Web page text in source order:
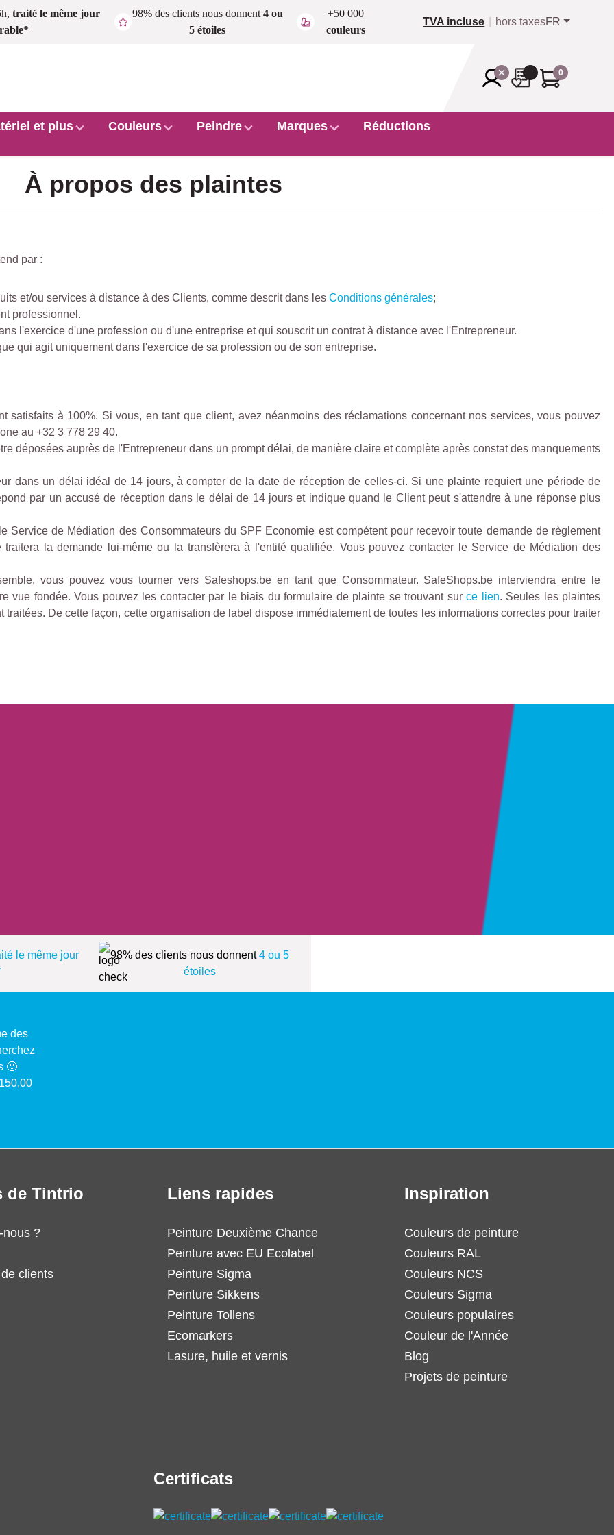
traité le même jour
98% des clients nous donnent 4 ou
5 étoiles
+50 000
couleurs
TVA incluse hors taxesFR
0
et plus Couleurs Peindre Marques Réductions
À propos des plaintes
par :
et/ou services à distance à des Clients, comme descrit dans les Conditions générales;
professionnel.
l'exercice d'une profession ou d'une entreprise et qui souscrit un contrat à distance avec l'Entrepreneur.
qui agit uniquement dans l'exercice de sa profession ou de son entreprise.
satisfaits à 100%. Si vous, en tant que client, avez néanmoins des réclamations concernant nos services, vous pouvez
au +32 3 778 29 40.
déposées auprès de l'Entrepreneur dans un prompt délai, de manière claire et complète après constat des manquements
dans un délai idéal de 14 jours, à compter de la date de réception de celles-ci. Si une plainte requiert une période de
par un accusé de réception dans le délai de 14 jours et indique quand le Client peut s'attendre à une réponse plus
Service de Médiation des Consommateurs du SPF Economie est compétent pour recevoir toute demande de règlement
la demande lui-même ou la transfèrera à l'entité qualifiée. Vous pouvez contacter le Service de Médiation des
vous pouvez vous tourner vers Safeshops.be en tant que Consommateur. SafeShops.be interviendra entre le
vue fondée. Vous pouvez les contacter par le biais du formulaire de plainte se trouvant sur ce lien. Seules les plaintes
De cette façon, cette organisation de label dispose immédiatement de toutes les informations correctes pour traiter
le même jour
98% des clients nous donnent4 ou 5
étoiles
des
🙂
de Tintrio
nous ?
clients
Liens rapides
Peinture Deuxième Chance
Peinture avec EU Ecolabel
Peinture Sigma
Peinture Sikkens
Peinture Tollens
Ecomarkers
Lasure, huile et vernis
Inspiration
Couleurs de peinture
Couleurs RAL
Couleurs NCS
Couleurs Sigma
Couleurs populaires
Couleur de l'Année
Blog
Projets de peinture
Certificats